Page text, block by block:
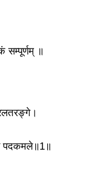
सम्पूर्णम् ॥
पदकमले॥1॥